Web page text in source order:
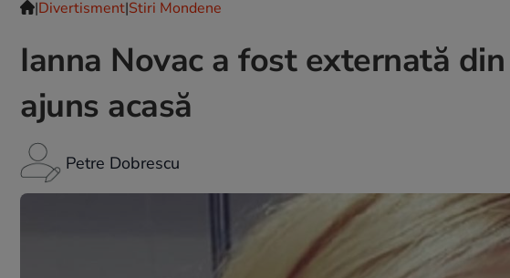
|Divertisment|Stiri Mondene
Ianna Novac a fost externată
ajuns acasă
Petre Dobrescu